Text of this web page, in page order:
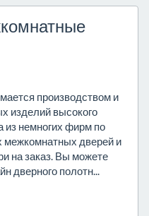
производством и
изделий высокого
из немногих фирм по
межкомнатных дверей и
на заказ. Вы можете
дверного полотн...